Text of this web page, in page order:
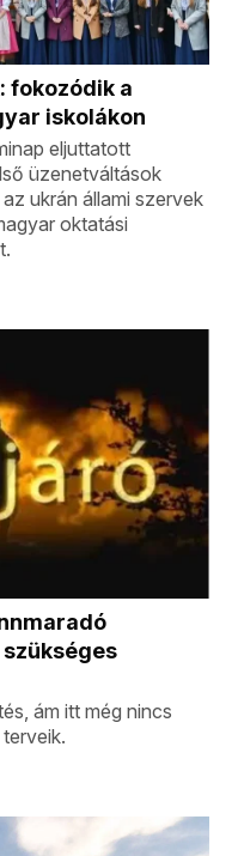
fokozódik a
iskolákon
eljuttatott
üzenetváltások
ukrán állami szervek
oktatási
ám itt még nincs